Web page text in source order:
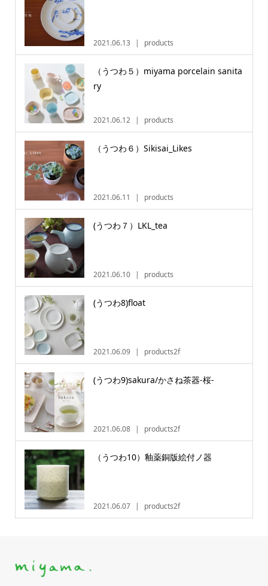
2021.06.13 products
（うつわ５）miyama porcelain sanita
ry
2021.06.12 products
（うつわ６）Sikisai_Likes
2021.06.11 products
(うつわ７）LKL_tea
2021.06.10 products
(うつわ8)float
2021.06.09 products2f
(うつわ9)sakura/かさね茶器-桜-
2021.06.08 products2f
（うつわ10）釉薬銅版絵付ノ器
2021.06.07 products2f